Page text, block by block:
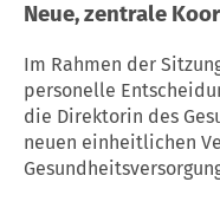
Neue, zentrale
Im Rahmen der
personelle
die Direktorin des
neuen einheitlichen